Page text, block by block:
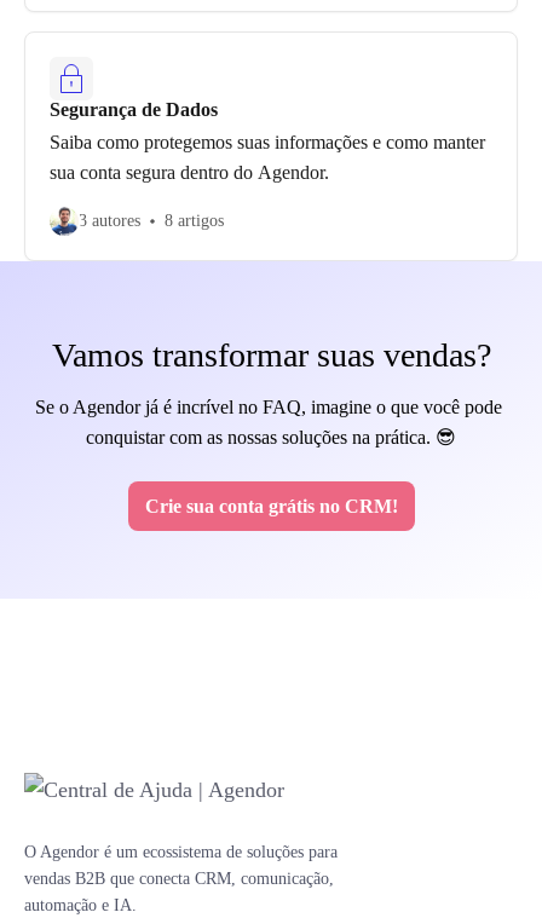
Segurança de Dados
Saiba como protegemos suas informações e como manter
sua conta segura dentro do Agendor.
3 autores 8 artigos
Vamos transformar suas vendas?
Se o Agendor já é incrível no FAQ, imagine o que você pode
conquistar com as nossas soluções na prática. 😎
Crie sua conta grátis no CRM!
O Agendor é um ecossistema de soluções para
vendas B2B que conecta CRM, comunicação,
automação e IA.